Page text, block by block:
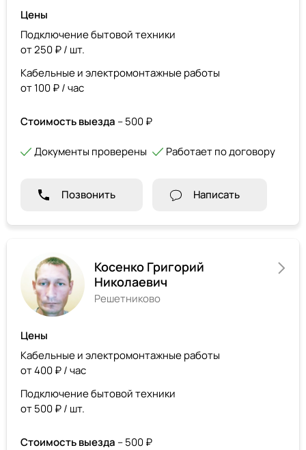
Цены
Подключение бытовой техники
от 250 ₽ / шт.
Кабельные и электромонтажные работы
от 100 ₽ / час
Стоимость выезда – 500 ₽
Документы проверены Работает по договору
Позвонить Написать
Косенко Григорий
Николаевич
Решетниково
Цены
Кабельные и электромонтажные работы
от 400 ₽ / час
Подключение бытовой техники
от 500 ₽ / шт.
Стоимость выезда – 500 ₽